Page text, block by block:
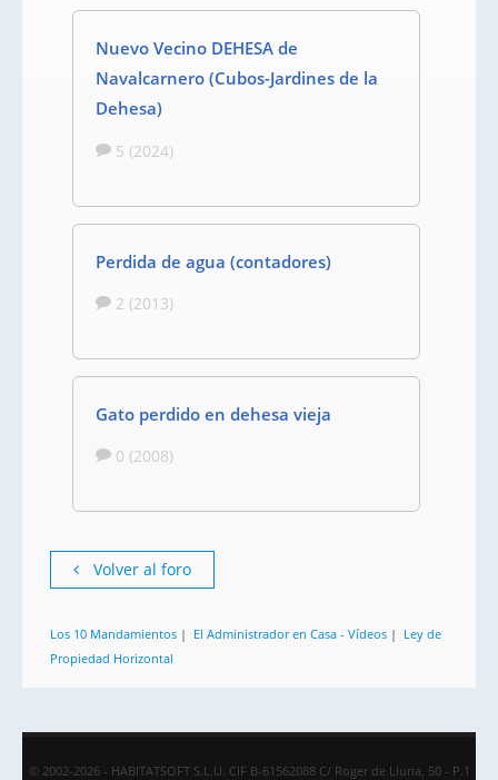
Nuevo Vecino DEHESA de
Navalcarnero (Cubos-Jardines de la
Dehesa)
5 (2024)
Perdida de agua (contadores)
2 (2013)
Gato perdido en dehesa vieja
0 (2008)
Volver al foro
Los 10 Mandamientos | El Administrador en Casa - Vídeos | Ley de
Propiedad Horizontal
© 2002-2026 - HABITATSOFT S.L.U. CIF B-61562088 C/ Roger de Lluria, 50 - P.1